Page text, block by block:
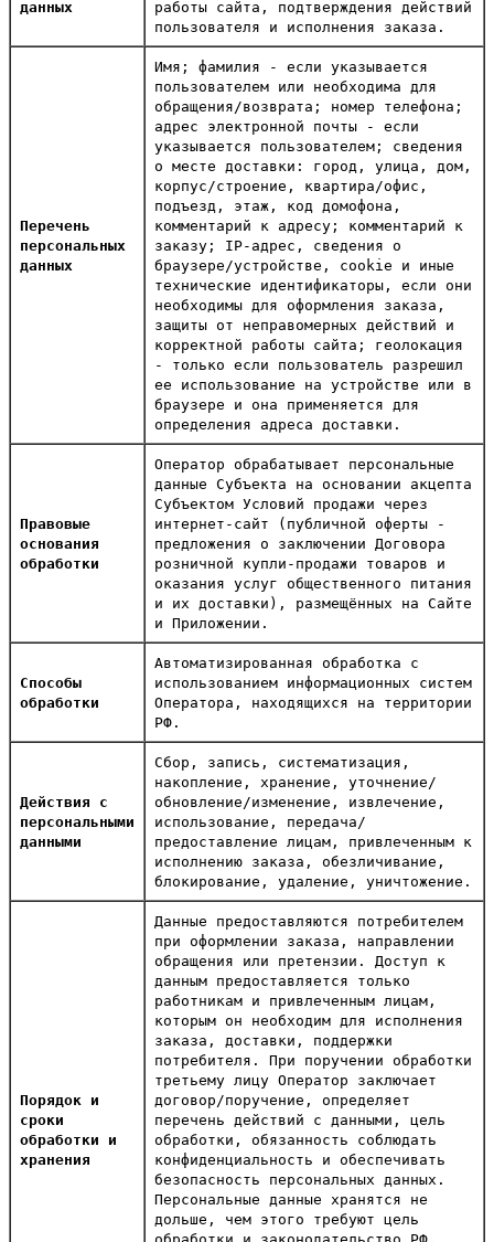
данных
работы сайта, подтверждения действий
пользователя и исполнения заказа.
Перечень
персональных
данных
Имя; фамилия - если указывается
пользователем или необходима для
обращения/возврата; номер телефона;
адрес электронной почты - если
указывается пользователем; сведения
о месте доставки: город, улица, дом,
корпус/строение, квартира/офис,
подъезд, этаж, код домофона,
комментарий к адресу; комментарий к
заказу; IP-адрес, сведения о
браузере/устройстве, cookie и иные
технические идентификаторы, если они
необходимы для оформления заказа,
защиты от неправомерных действий и
корректной работы сайта; геолокация
- только если пользователь разрешил
ее использование на устройстве или в
браузере и она применяется для
определения адреса доставки.
Правовые
основания
обработки
Оператор обрабатывает персональные
данные Субъекта на основании акцепта
Субъектом Условий продажи через
интернет-сайт (публичной оферты -
предложения о заключении Договора
розничной купли-продажи товаров и
оказания услуг общественного питания
и их доставки), размещённых на Сайте
и Приложении.
Способы
обработки
Автоматизированная обработка с
использованием информационных систем
Оператора, находящихся на территории
РФ.
Действия с
персональными
данными
Сбор, запись, систематизация,
накопление, хранение, уточнение/
обновление/изменение, извлечение,
использование, передача/
предоставление лицам, привлеченным к
исполнению заказа, обезличивание,
блокирование, удаление, уничтожение.
Порядок и
сроки
обработки и
хранения
Данные предоставляются потребителем
при оформлении заказа, направлении
обращения или претензии. Доступ к
данным предоставляется только
работникам и привлеченным лицам,
которым он необходим для исполнения
заказа, доставки, поддержки
потребителя. При поручении обработки
третьему лицу Оператор заключает
договор/поручение, определяет
перечень действий с данными, цель
обработки, обязанность соблюдать
конфиденциальность и обеспечивать
безопасность персональных данных.
Персональные данные хранятся не
дольше, чем этого требуют цель
обработки и законодательство РФ.